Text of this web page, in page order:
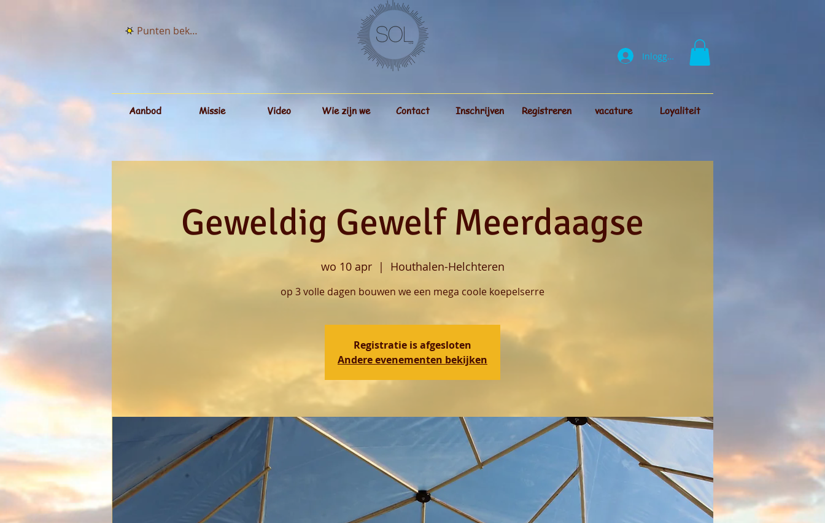
Punten bekijken
Inloggen
Aanbod Missie Video Wie zijn we Contact Inschrijven Registreren vacature Loyaliteit
Geweldig Gewelf Meerdaagse
wo 10 apr
  |
Houthalen-Helchteren
op 3 volle dagen bouwen we een mega coole koepelserre
Registratie is afgesloten
Andere evenementen bekijken